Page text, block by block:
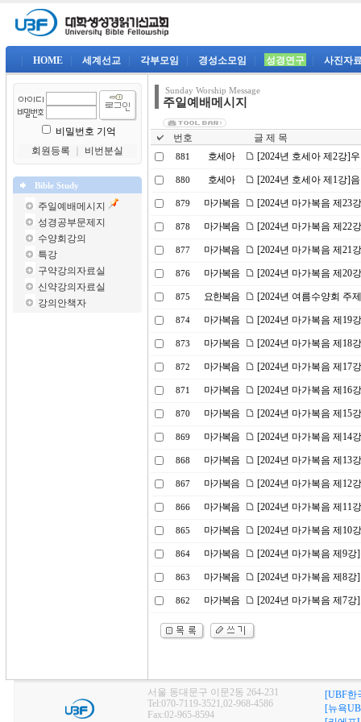
HOME 세계선교 각부모임 경성소모임 성경연구 사진자
비밀번호 기억
회원등록
비번분실
Bible Study
주일예배메시지
성경공부문제지
수양회강의
특강
구약강의자료실
신약강의자료실
강의안책자
Sunday Worship Message
주일예배메시지
번호 글 제 목
881 호세아 [2024년 호세아 제2강]
880 호세아 [2024년 호세아 제1강]
879 마가복음 [2024년 마가복음 제23
878 마가복음 [2024년 마가복음 제22
877 마가복음 [2024년 마가복음 제21
876 마가복음 [2024년 마가복음 제20
875 요한복음 [2024년 여름수양회 주
874 마가복음 [2024년 마가복음 제19
873 마가복음 [2024년 마가복음 제18
872 마가복음 [2024년 마가복음 제17
871 마가복음 [2024년 마가복음 제16
870 마가복음 [2024년 마가복음 제15
869 마가복음 [2024년 마가복음 제14
868 마가복음 [2024년 마가복음 제13
867 마가복음 [2024년 마가복음 제12
866 마가복음 [2024년 마가복음 제11
865 마가복음 [2024년 마가복음 제10
864 마가복음 [2024년 마가복음 제9
863 마가복음 [2024년 마가복음 제8
862 마가복음 [2024년 마가복음 제7
서울 동대문구 이문2동 264-231
Tel:070-7119-3521,02-968-4586
Fax:02-965-8594
[UBF한
[뉴욕